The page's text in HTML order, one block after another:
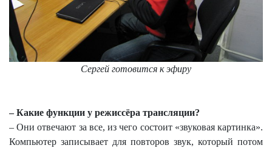
Сергей готовится к эфиру
– Какие функции у режиссёра трансляции?
– Они отвечают за все, из чего состоит «звуковая картинка».
Компьютер записывает для повторов звук, который потом